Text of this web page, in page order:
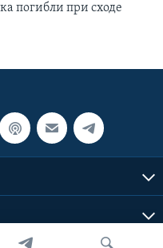
погибли при сходе